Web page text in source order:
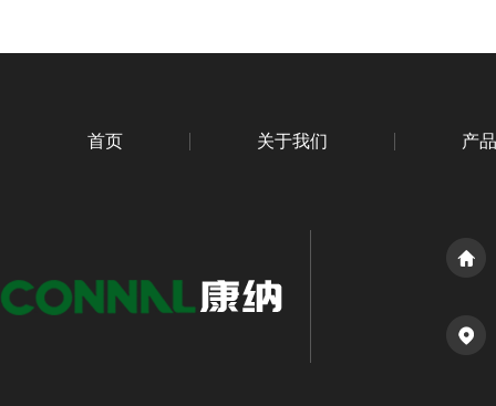
首页 关于我们 产